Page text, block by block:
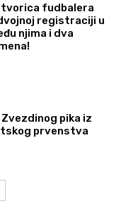
fudbalera
registraciji u
njima i dva
pika iz
prvenstva